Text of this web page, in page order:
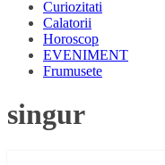
Curiozitati
Calatorii
Horoscop
EVENIMENT
Frumusete
singur